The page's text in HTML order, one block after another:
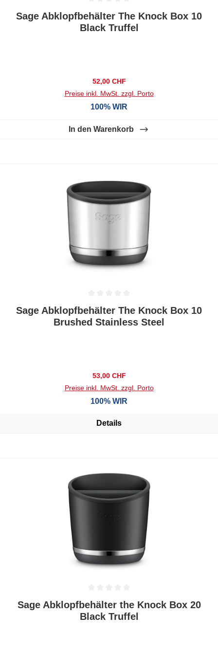
Durchschnittliche Bewertung von 0 von 5 Sternen
Sage Abklopfbehälter The Knock Box 10
Black Truffel
Regulärer Preis:
52,00 CHF
Preise inkl. MwSt. zzgl. Porto
100% WIR
In den Warenkorb
Durchschnittliche Bewertung von 0 von 5 Sternen
Sage Abklopfbehälter The Knock Box 10
Brushed Stainless Steel
Regulärer Preis:
53,00 CHF
Preise inkl. MwSt. zzgl. Porto
100% WIR
Details
Durchschnittliche Bewertung von 0 von 5 Sternen
Sage Abklopfbehälter the Knock Box 20
Black Truffel